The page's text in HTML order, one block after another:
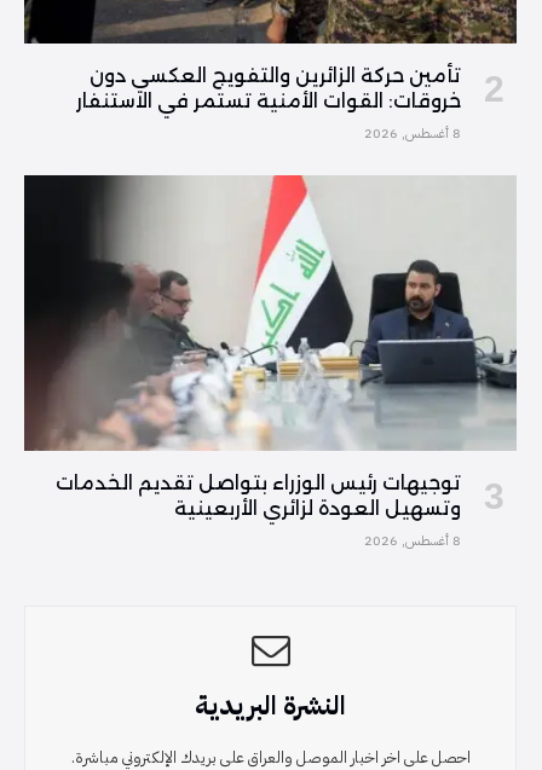
تأمين حركة الزائرين والتفويج العكسي دون
خروقات: القوات الأمنية تستمر في الاستنفار
8 أغسطس, 2026
توجيهات رئيس الوزراء بتواصل تقديم الخدمات
وتسهيل العودة لزائري الأربعينية
8 أغسطس, 2026
النشرة البريدية
احصل على اخر اخبار الموصل والعراق على بريدك الإلكتروني مباشرة.